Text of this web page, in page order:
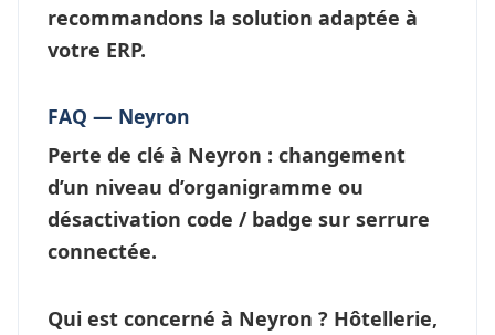
recommandons la solution adaptée à
votre ERP.
FAQ — Neyron
Perte de clé à Neyron : changement
d’un niveau d’organigramme ou
désactivation code / badge sur serrure
connectée.
Qui est concerné à Neyron ? Hôtellerie,